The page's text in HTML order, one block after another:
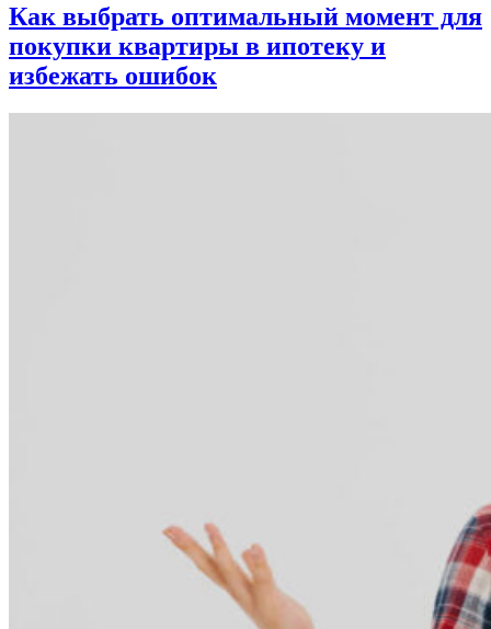
Как выбрать оптимальный момент для
покупки квартиры в ипотеку и
избежать ошибок